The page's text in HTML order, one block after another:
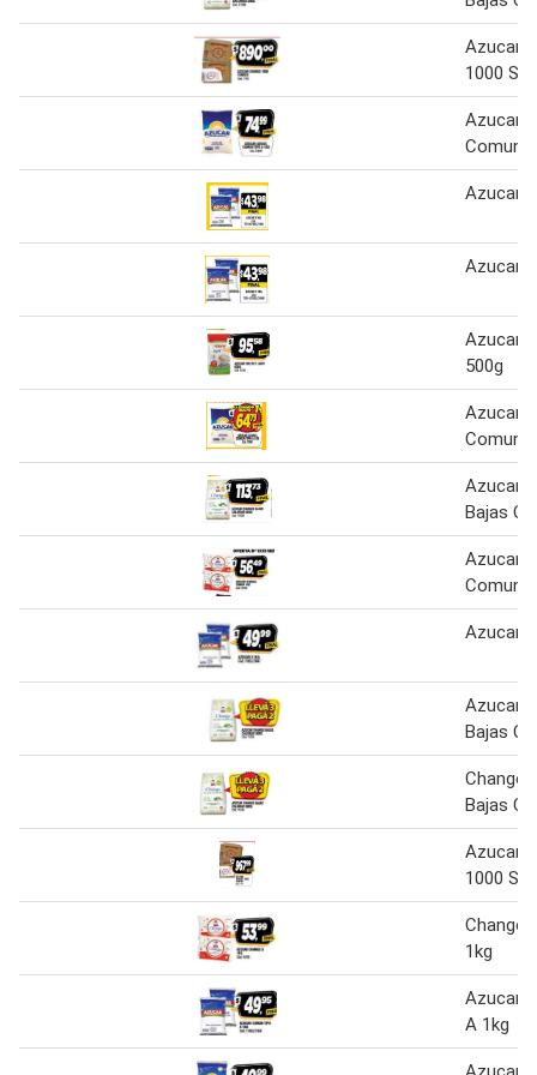
Azucar
1000
Azucar
Comun
Azucar
Azucar
Azucar
500g
Azucar
Comun
Azucar
Bajas
Azucar
Comun
Azucar
Azucar
Bajas
Chango
Bajas
Azucar
1000
Chango
1kg
Azucar
A 1kg